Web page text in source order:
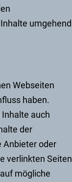
umgehend
Webseiten
haben.
auch
der
Anbieter oder
verlinkten Seiten
mögliche